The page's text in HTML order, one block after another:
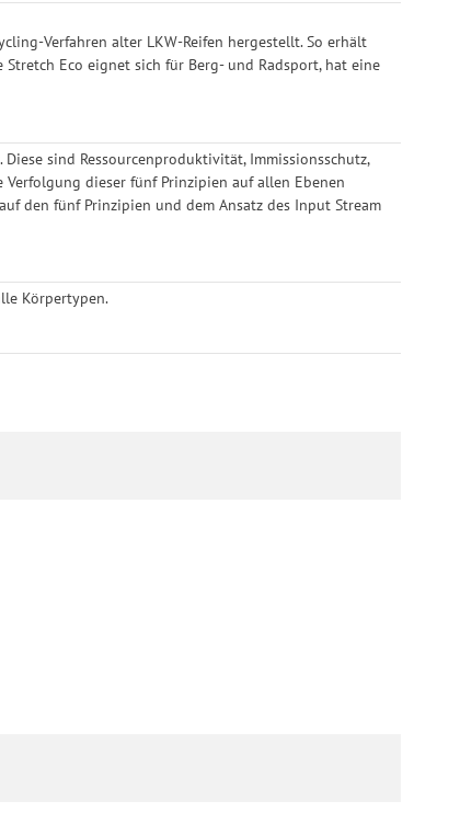
Verfahren alter LKW-Reifen hergestellt. So erhält
Eco eignet sich für Berg- und Radsport, hat eine
sind Ressourcenproduktivität, Immissionsschutz,
dieser fünf Prinzipien auf allen Ebenen
den fünf Prinzipien und dem Ansatz des Input Stream
Körpertypen.